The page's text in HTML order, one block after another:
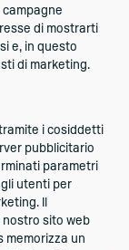
di mostrarti
e, in questo
di marketing.
i cosiddetti
pubblicitario
parametri
utenti per
Il
nostro sito web
memorizza un